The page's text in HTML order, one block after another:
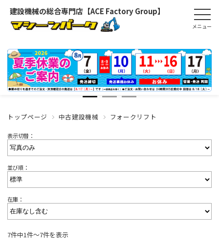
建設機械の総合専門店【ACE Factory Group】
トップページ 中古建設機械 フォークリフト
表示切替：
並び順：
在庫：
7件中1件～7件を表示